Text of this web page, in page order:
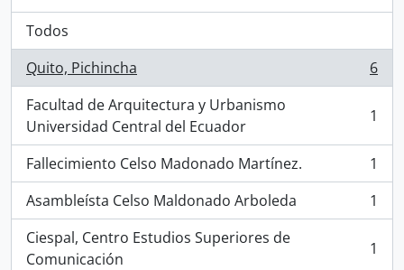
Todos
Quito, Pichincha
, 6 resultados
6
Facultad de Arquitectura y Urbanismo
Universidad Central del Ecuador
, 1 resultados 1
Fallecimiento Celso Madonado Martínez.
, 1 resultados
1
Asambleísta Celso Maldonado Arboleda
, 1 resultados
1
Ciespal, Centro Estudios Superiores de
Comunicación
, 1 resultados 1